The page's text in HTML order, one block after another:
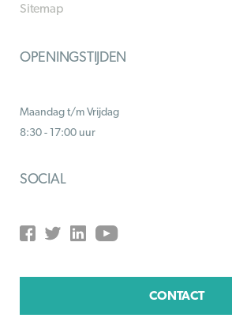
Sitemap
OPENINGSTIJDEN
Maandag t/m Vrijdag
8:30 - 17:00 uur
SOCIAL
CONTACT